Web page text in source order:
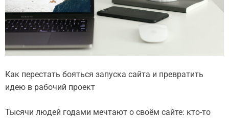
Как перестать бояться запуска сайта и превратить
идею в рабочий проект
Тысячи людей годами мечтают о своём сайте: кто-то